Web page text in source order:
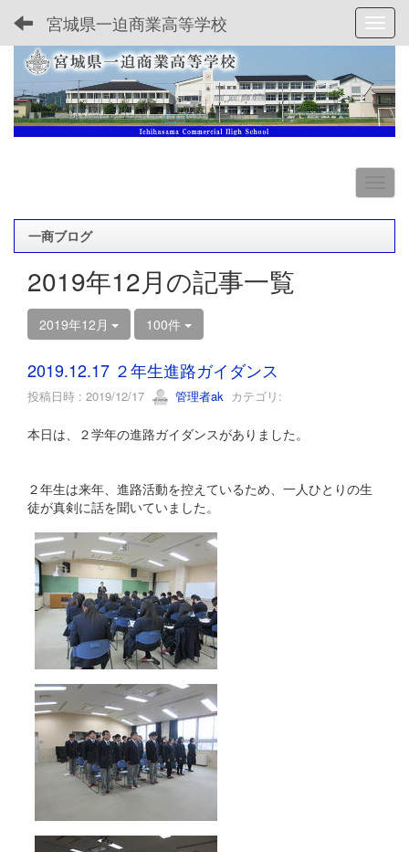
宮城県一迫商業高等学校
一商ブログ
2019年12月の記事一覧
2019年12月 100件
2019.12.17 ２年生進路ガイダンス
投稿日時 : 2019/12/17 管理者ak カテゴリ:
本日は、２学年の進路ガイダンスがありました。
２年生は来年、進路活動を控えているため、一人ひとりの生
徒が真剣に話を聞いていました。